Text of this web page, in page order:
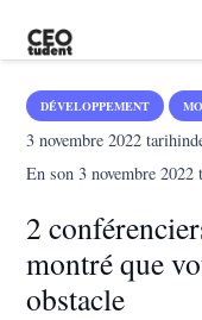
DÉVELOPPEMENT
3 novembre 2022
En son3 novembre 2022
2
montré que
obstacle